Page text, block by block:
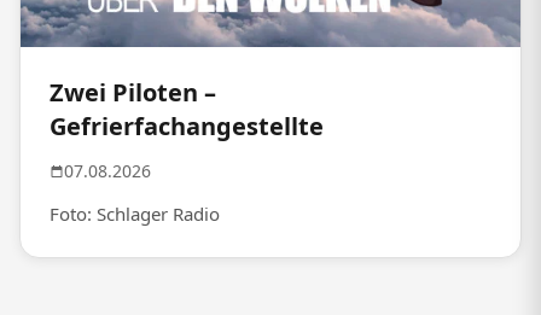
Zwei Piloten –
Gefrierfachangestellte
07.08.2026
Foto: Schlager Radio